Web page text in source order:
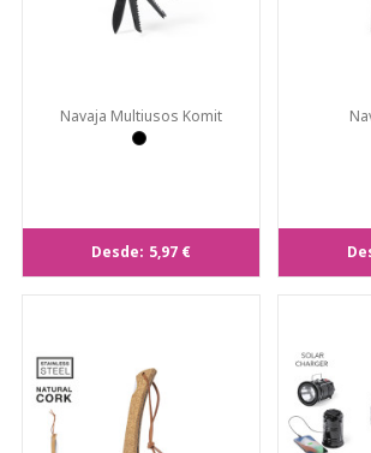
Navaja Multiusos Komit
Desde: 5,97 €